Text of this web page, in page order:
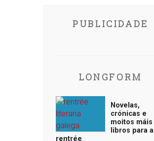
PUBLICIDADE
LONGFORM
Novelas,
crónicas e
moitos máis
libros para a
rentrée